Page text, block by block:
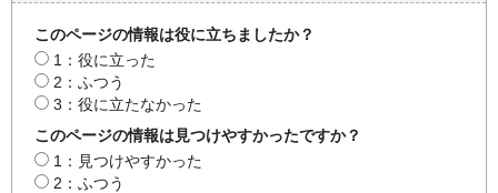
このページの情報は役に立ちましたか？
1：役に立った
2：ふつう
3：役に立たなかった
このページの情報は見つけやすかったですか？
1：見つけやすかった
2：ふつう